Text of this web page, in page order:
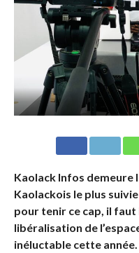
Kaolack Infos demeure
Kaolackois le plus
pour tenir ce cap, il
libéralisation de
inéluctable cette